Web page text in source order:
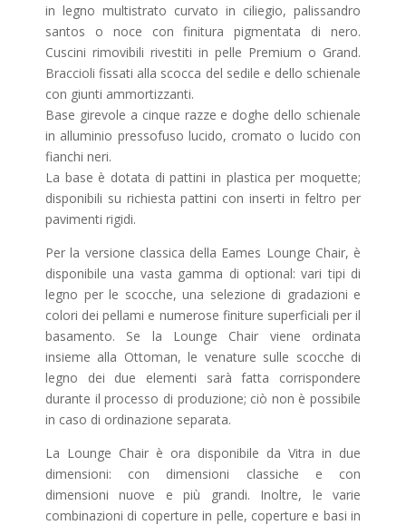
in legno multistrato curvato in ciliegio, palissandro
santos o noce con finitura pigmentata di nero.
Cuscini rimovibili rivestiti in pelle Premium o Grand.
Braccioli fissati alla scocca del sedile e dello schienale
con giunti ammortizzanti.
Base girevole a cinque razze e doghe dello schienale
in alluminio pressofuso lucido, cromato o lucido con
fianchi neri.
La base è dotata di pattini in plastica per moquette;
disponibili su richiesta pattini con inserti in feltro per
pavimenti rigidi.
Per la versione classica della Eames Lounge Chair, è
disponibile una vasta gamma di optional: vari tipi di
legno per le scocche, una selezione di gradazioni e
colori dei pellami e numerose finiture superficiali per il
basamento. Se la Lounge Chair viene ordinata
insieme alla Ottoman, le venature sulle scocche di
legno dei due elementi sarà fatta corrispondere
durante il processo di produzione; ciò non è possibile
in caso di ordinazione separata.
La Lounge Chair è ora disponibile da Vitra in due
dimensioni: con dimensioni classiche e con
dimensioni nuove e più grandi. Inoltre, le varie
combinazioni di coperture in pelle, coperture e basi in